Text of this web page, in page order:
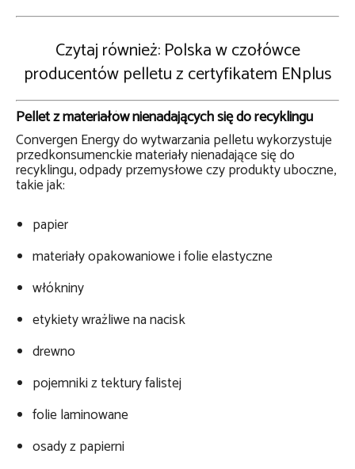
Czytaj również: Polska w czołówce
producentów pelletu z certyfikatem ENplus
Pellet z materiałów nienadających się do recyklingu
Convergen Energy do wytwarzania pelletu wykorzystuje
przedkonsumenckie materiały nienadające się do
recyklingu, odpady przemysłowe czy produkty uboczne,
takie jak:
papier
materiały opakowaniowe i folie elastyczne
włókniny
etykiety wrażliwe na nacisk
drewno
pojemniki z tektury falistej
folie laminowane
osady z papierni